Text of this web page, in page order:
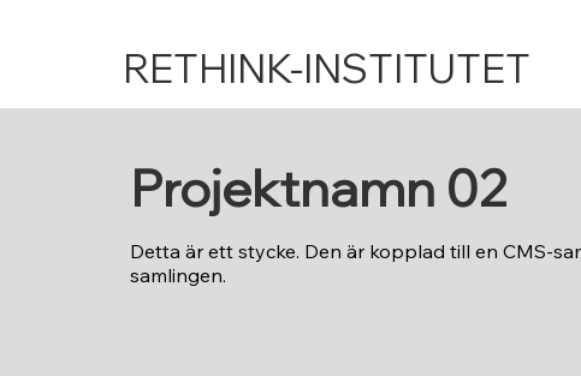
RETHINK-INSTITUTET
Projektnamn 02
Detta är ett stycke. Den är kopplad till en CMS-
samlingen.